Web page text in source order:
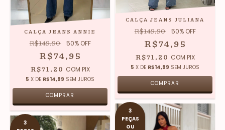
CALÇA JEANS ANNIE
R$149,90 50% OFF
R$74,95
R$71,20 COM PIX
5 X DE R$14,99 SEM JUROS
COMPRAR
CALÇA JEANS JULIANA
R$149,90 50% OFF
R$74,95
R$71,20 COM PIX
5 X DE R$14,99 SEM JUROS
COMPRAR
3
3
PEÇAS
OU